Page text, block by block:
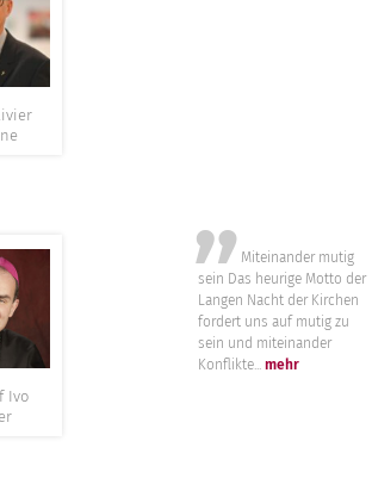
Ivo
”
Miteinander mutig
sein Das heurige Motto der
Langen Nacht der Kirchen
fordert uns auf mutig zu
sein und miteinander
Konflikte... mehr